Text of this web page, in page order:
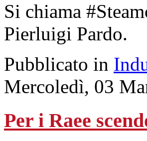
Si chiama
Pierluigi Pardo.
Pubblicato in
Mercoledì, 03
Per i Raee